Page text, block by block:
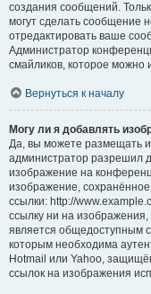
создания сообщений.
могут сделать сообщение
отредактировать ваше
Администратор
смайликов, которое можно
Вернуться к началу
Могу ли я добавлять
Да, вы можете размещать
администратор разрешил
изображение на
изображение,
ссылки: http://
ссылку ни на
является общедоступным
которым необходима
Hotmail или Yahoo,
ссылок на изображения